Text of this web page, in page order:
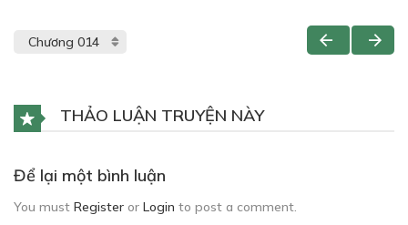
THẢO LUẬN TRUYỆN NÀY
Để lại một bình luận
You must Register or Login to post a comment.